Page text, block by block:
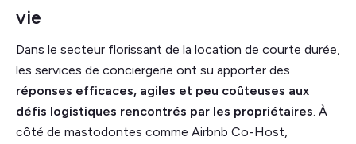
vie
Dans le secteur florissant de la location de courte durée,
les services de conciergerie ont su apporter des
réponses efficaces, agiles et peu coûteuses aux
défis logistiques rencontrés par les propriétaires. À
côté de mastodontes comme Airbnb Co-Host,